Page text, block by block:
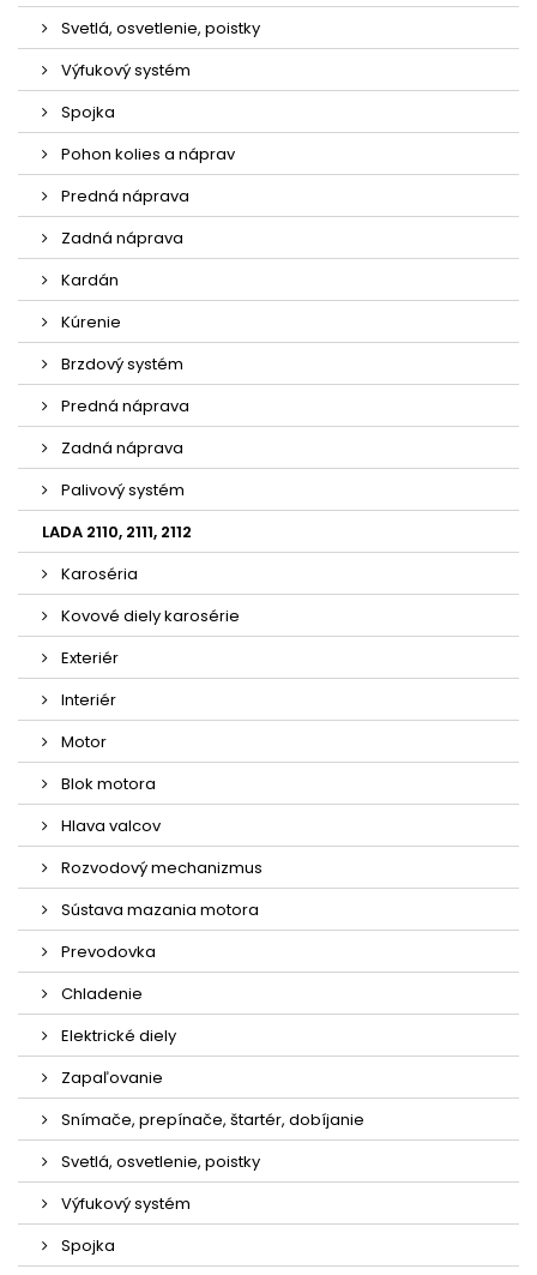
Svetlá, osvetlenie, poistky
Výfukový systém
Spojka
Pohon kolies a náprav
Predná náprava
Zadná náprava
Kardán
Kúrenie
Brzdový systém
Predná náprava
Zadná náprava
Palivový systém
LADA 2110, 2111, 2112
Karoséria
Kovové diely karosérie
Exteriér
Interiér
Motor
Blok motora
Hlava valcov
Rozvodový mechanizmus
Sústava mazania motora
Prevodovka
Chladenie
Elektrické diely
Zapaľovanie
Snímače, prepínače, štartér, dobíjanie
Svetlá, osvetlenie, poistky
Výfukový systém
Spojka